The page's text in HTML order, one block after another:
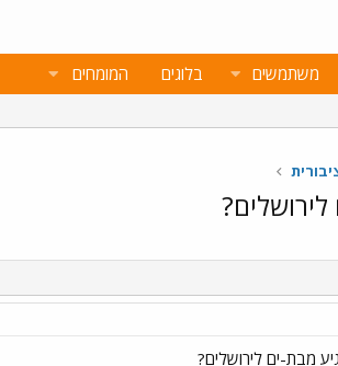
משתמשים בלוגים המומחים
מבת-ים לירושלים?